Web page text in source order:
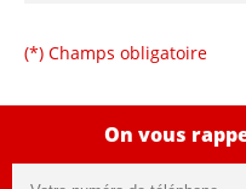
(*) Champs obligatoire
On vous